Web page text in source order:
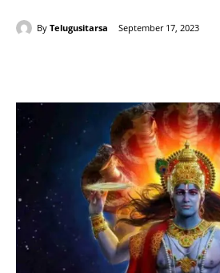
By Telugusitarsa September 17, 2023